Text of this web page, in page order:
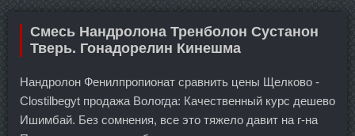
Смесь Нандролона Тренболон Сустанон
Тверь. Гонадорелин Кинешма
Нандролон Фенилпропионат сравнить цены Щелково -
Clostilbegyt продажа Вологда: Качественный курс дешево
Ишимбай. Без сомнения, все это тяжело давит на г-на